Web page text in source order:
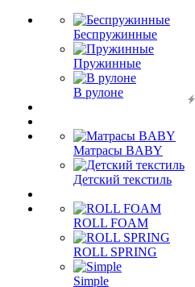
Беспружинные
Пружинные
В рулоне
Матрасы BABY
Детский текстиль
ROLL FOAM
ROLL SPRING
Simple